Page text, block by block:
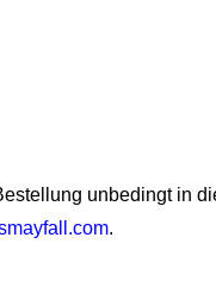
unbedingt in
.